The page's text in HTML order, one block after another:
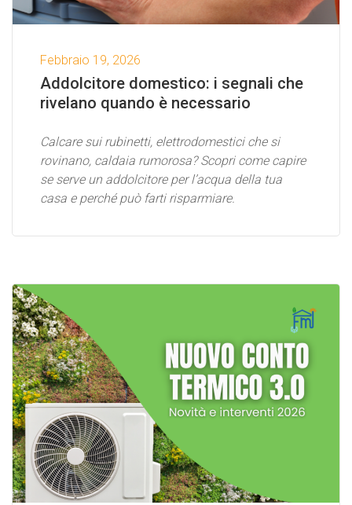
Febbraio 19, 2026
Addolcitore domestico: i segnali che
rivelano quando è necessario
Calcare sui rubinetti, elettrodomestici che si
rovinano, caldaia rumorosa? Scopri come capire
se serve un addolcitore per l’acqua della tua
casa e perché può farti risparmiare.